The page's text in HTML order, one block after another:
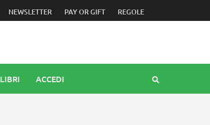
NEWSLETTER PAY OR GIFT REGOLE
LIBRI ACCEDI